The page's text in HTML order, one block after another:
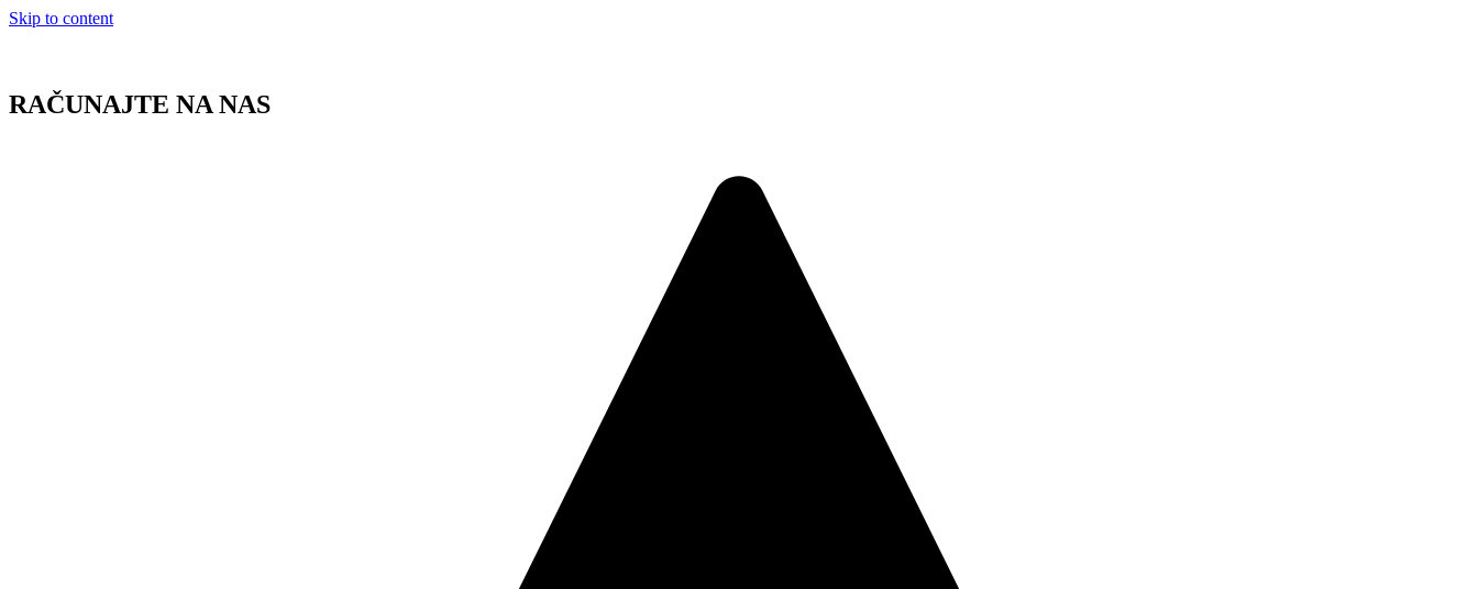
Skip to content
RAČUNAJTE NA NAS